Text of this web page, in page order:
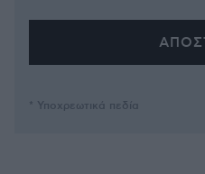
* Υποχρεωτικά πεδία